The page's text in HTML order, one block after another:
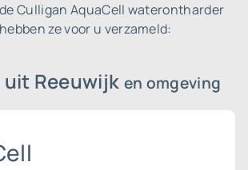
Culligan AquaCell waterontharder
ze voor u verzameld:
Reeuwijk en omgeving